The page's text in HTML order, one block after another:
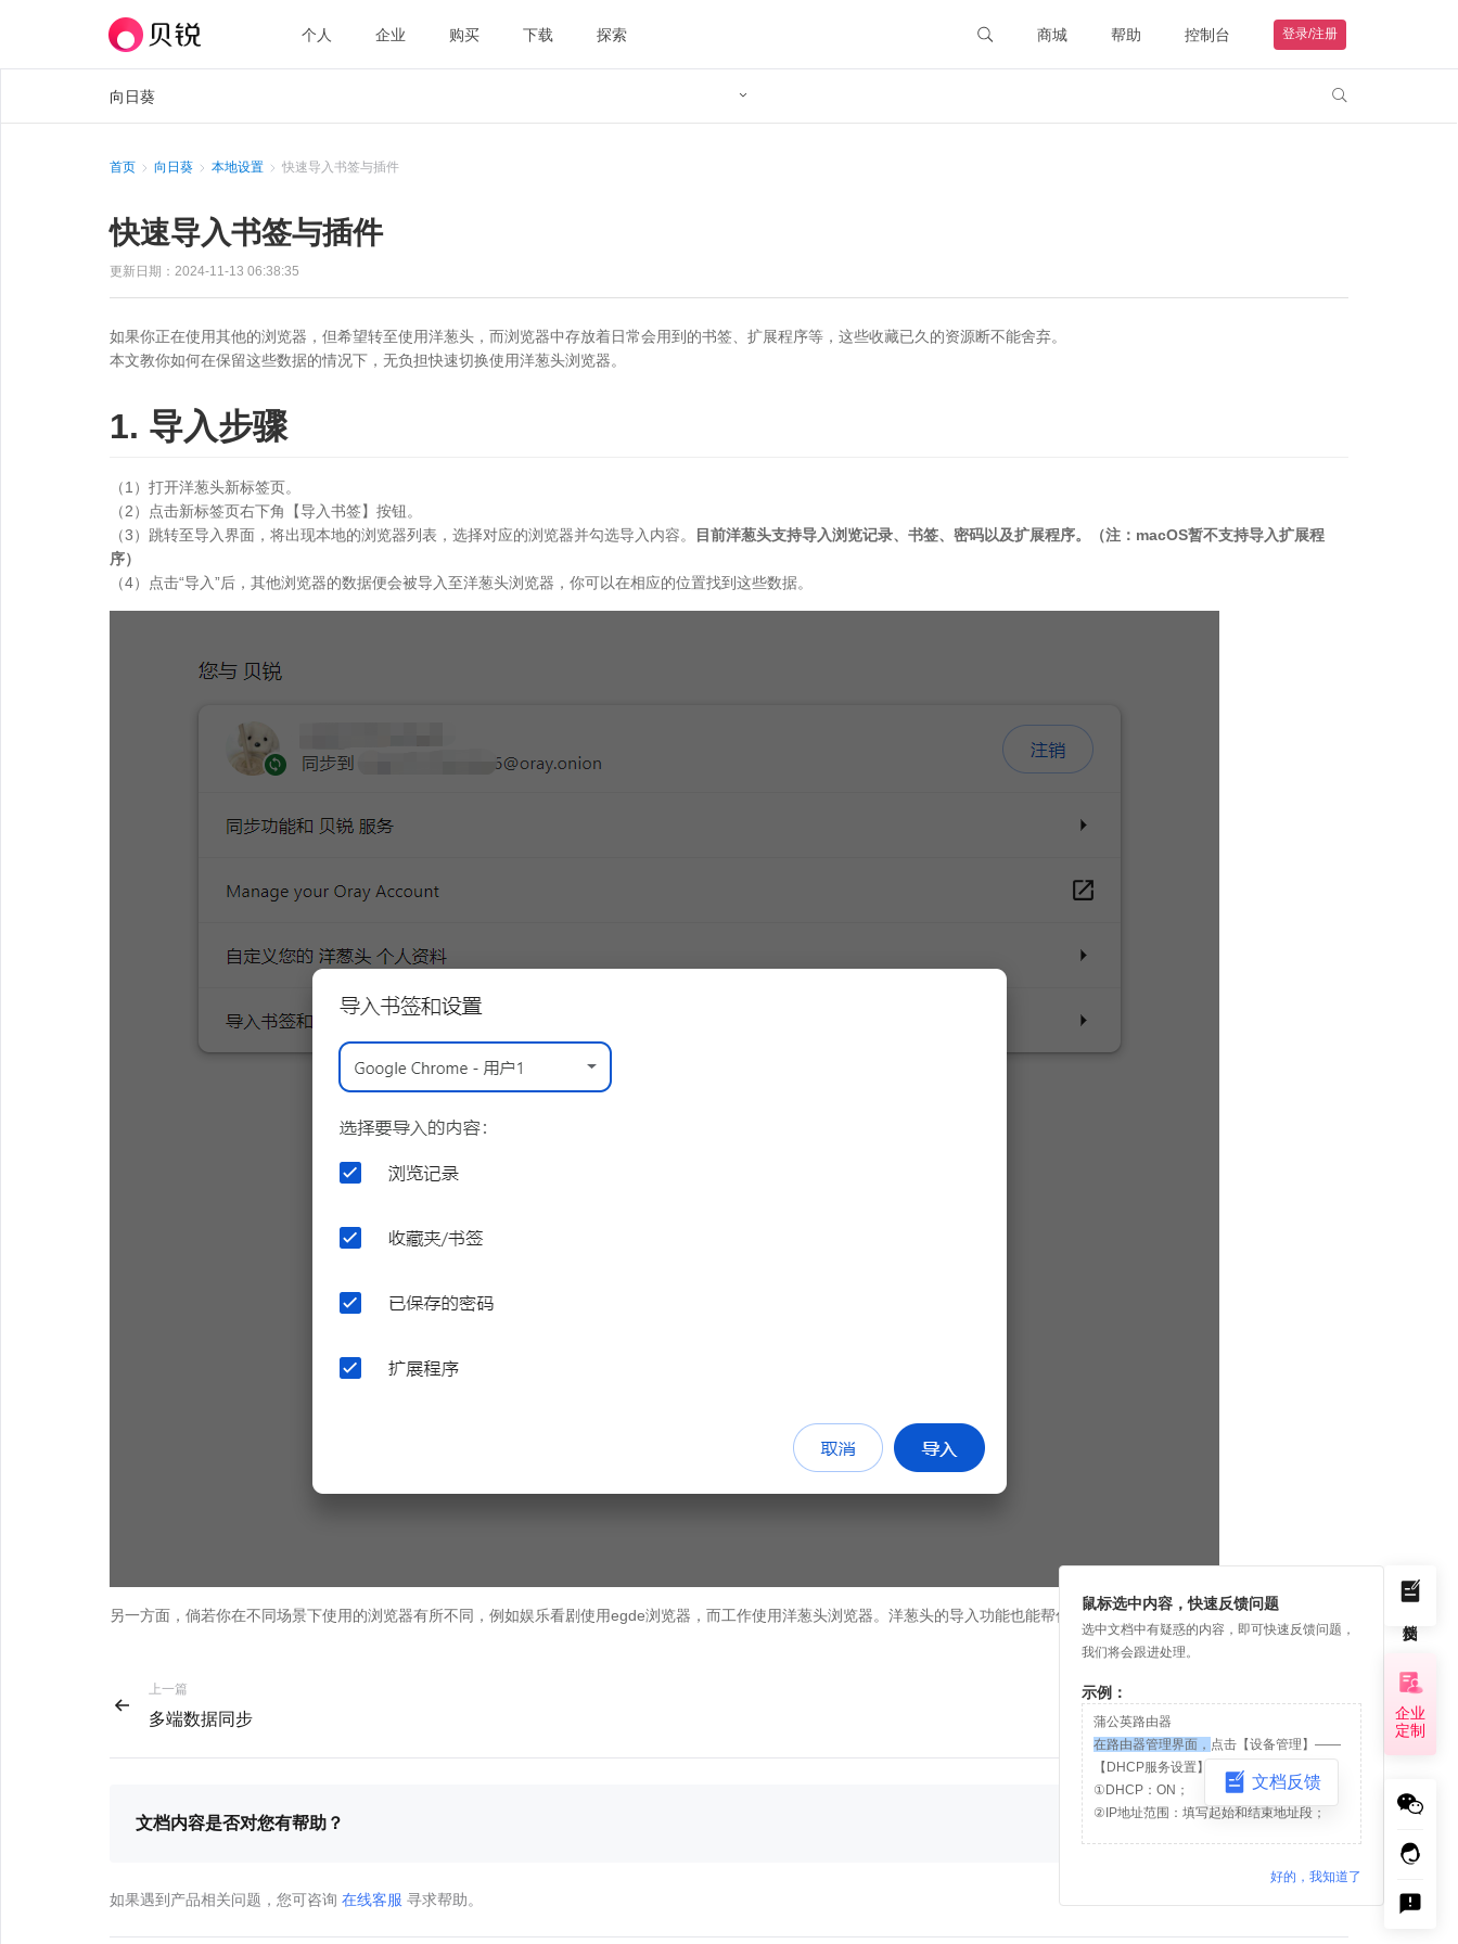
个人 企业 购买 下载 探索 商城 帮助 控制台 登录/注册
向日葵  
首页 向日葵 本地设置 快速导入书签与插件
快速导入书签与插件
更新日期：2024-11-13 06:38:35
如果你正在使用其他的浏览器，但希望转至使用洋葱头，而浏览器中存放着日常会用到的书签、扩展程序等，这些收藏已久的资源断不能舍弃。
本文教你如何在保留这些数据的情况下，无负担快速切换使用洋葱头浏览器。
1. 导入步骤
（1）打开洋葱头新标签页。
（2）点击新标签页右下角【导入书签】按钮。
（3）跳转至导入界面，将出现本地的浏览器列表，选择对应的浏览器并勾选导入内容。
目前洋葱头支持导入浏览记录、书签、密码以及扩展程序。（注：macOS暂不支持导入扩展程
序）
（4）点击“导入”后，其他浏览器的数据便会被导入至洋葱头浏览器，你可以在相应的位置找到这些数据。
另一方面，倘若你在不同场景下使用的浏览器有所不同，例如娱乐看剧使用egde浏览器，而工作使用洋葱头浏览器。洋葱头的导入功能也能帮你实现跨浏览器使用的互通。
上一篇
多端数据同步
文档内容是否对您有帮助？ 是 否
如果遇到产品相关问题，您可咨询 在线客服 寻求帮助。
鼠标选中内容，快速反馈问题
选中文档中有疑惑的内容，即可快速反馈问题，
我们将会跟进处理。
示例：
蒲公英路由器
在路由器管理界面， 点击【设备管理】——
【DHCP服务设置】
①DHCP：ON；
②IP地址范围：填写起始和结束地址段；
文档反馈
好的，我知道了
企业
定制